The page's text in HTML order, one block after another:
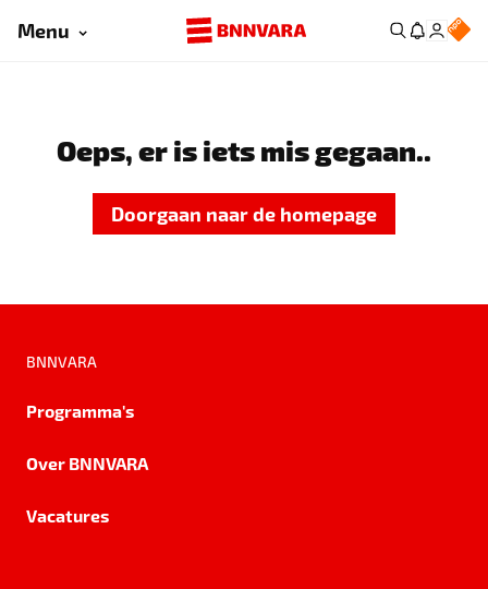
Menu
Oeps, er is iets mis gegaan..
Doorgaan naar de homepage
BNNVARA
Programma's
Over BNNVARA
Vacatures